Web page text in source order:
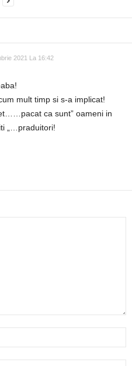
2021 La 16:42
mult timp si s-a implicat!
ca sunt” oameni in
„…praduitori!